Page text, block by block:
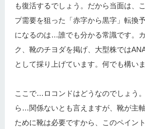
も復活するでしょう。だから当面は、
プ需要を狙った「赤字から黒字」転換
になるのは…誰でも分かる常識です。
ク、靴のチヨダを掲げ、大型株では
として採り上げています。何でも構いま
ここで…ロコンドはどうなのでしょう
ら…関係ないとも言えますが、靴が主
ために靴は必要ですから、このペイン